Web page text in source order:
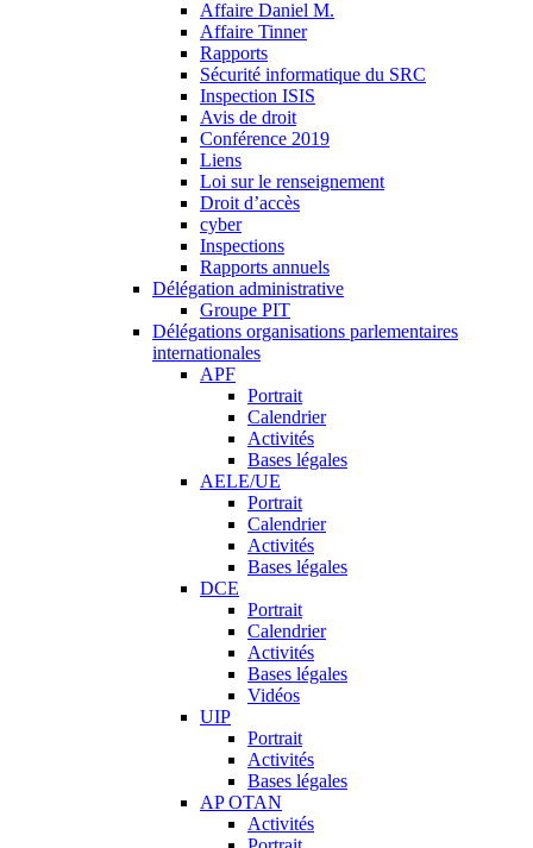
Affaire Daniel M.
Affaire Tinner
Rapports
Sécurité informatique du SRC
Inspection ISIS
Avis de droit
Conférence 2019
Liens
Loi sur le renseignement
Droit d’accès
cyber
Inspections
Rapports annuels
Délégation administrative
Groupe PIT
Délégations organisations parlementaires
internationales
APF
Portrait
Calendrier
Activités
Bases légales
AELE/UE
Portrait
Calendrier
Activités
Bases légales
DCE
Portrait
Calendrier
Activités
Bases légales
Vidéos
UIP
Portrait
Activités
Bases légales
AP OTAN
Activités